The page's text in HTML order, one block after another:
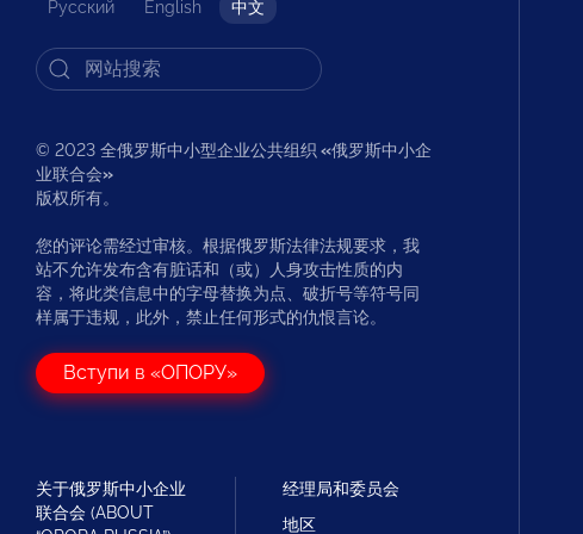
Русский English 中文
© 2023 全俄罗斯中小型企业公共组织 «俄罗斯中小企
业联合会»
版权所有。
您的评论需经过审核。根据俄罗斯法律法规要求，我
站不允许发布含有脏话和（或）人身攻击性质的内
容，将此类信息中的字母替换为点、破折号等符号同
样属于违规，此外，禁止任何形式的仇恨言论。
Вступи в «ОПОРУ»
关于俄罗斯中小企业
联合会 (ABOUT
经理局和委员会
地区